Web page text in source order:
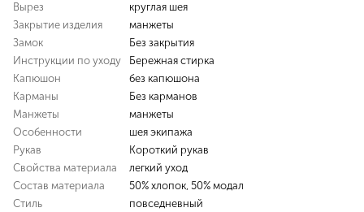
Вырез
круглая шея
Закрытие изделия
манжеты
Замок
Без закрытия
Инструкции по уходу
Бережная стирка
Капюшон
без капюшона
Карманы
Без карманов
Манжеты
манжеты
Особенности
шея экипажа
Рукав
Короткий рукав
Свойства материала
легкий уход
Состав материала
50% хлопок, 50% модал
Стиль
повседневный